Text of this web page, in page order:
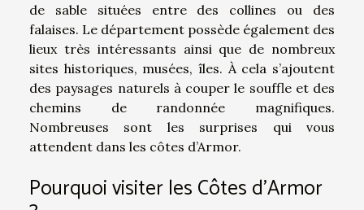
de sable situées entre des collines ou des
falaises. Le département possède également des
lieux très intéressants ainsi que de nombreux
sites historiques, musées, îles. À cela s’ajoutent
des paysages naturels à couper le souffle et des
chemins de randonnée magnifiques.
Nombreuses sont les surprises qui vous
attendent dans les côtes d’Armor.
Pourquoi visiter les Côtes d’Armor